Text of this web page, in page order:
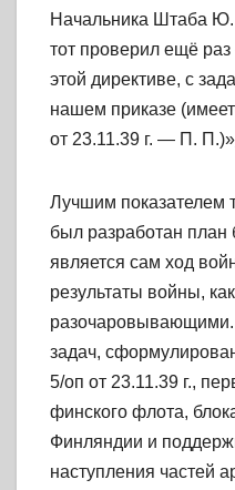
Начальника Штаба
тот проверил ещё
этой директиве, с
нашем приказе
от 23.11.39 г. — П. П.)»
Лучшим показателем
был разработан план
является сам ход
результаты войны,
задач,
5/оп от 23.11.39 г.,
финского флота,
Финляндии и
наступления частей